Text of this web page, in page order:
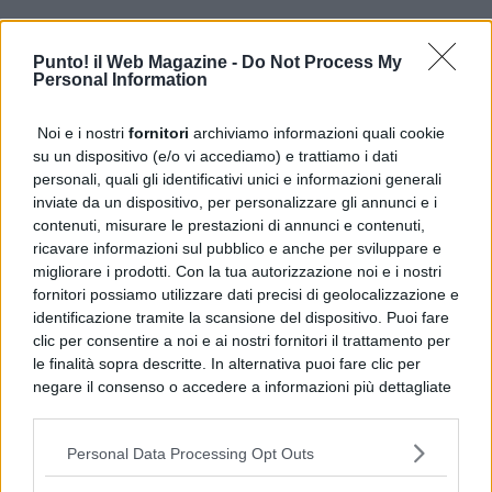
Punto! il Web Magazine - Do Not Process My
Personal Information
Noi e i nostri fornitori archiviamo informazioni quali cookie
su un dispositivo (e/o vi accediamo) e trattiamo i dati
personali, quali gli identificativi unici e informazioni generali
inviate da un dispositivo, per personalizzare gli annunci e i
contenuti, misurare le prestazioni di annunci e contenuti,
ricavare informazioni sul pubblico e anche per sviluppare e
migliorare i prodotti. Con la tua autorizzazione noi e i nostri
fornitori possiamo utilizzare dati precisi di geolocalizzazione e
identificazione tramite la scansione del dispositivo. Puoi fare
clic per consentire a noi e ai nostri fornitori il trattamento per
le finalità sopra descritte. In alternativa puoi fare clic per
negare il consenso o accedere a informazioni più dettagliate
possono non richiedere il tuo consenso, ma hai il diritto di
opporti a tale trattamento. Le tue preferenze si
Personal Data Processing Opt Outs